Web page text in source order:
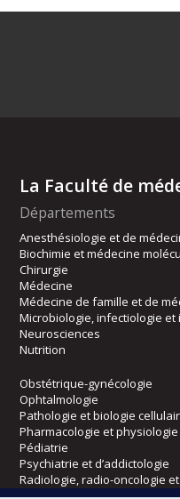
La Faculté de
Départements
Anesthésiologie et de
Biochimie et médecine
Chirurgie
Médecine
Médecine de famille et de
Microbiologie, infectiologie et
Neurosciences
Nutrition
Obstétrique-gynécologie
Ophtalmologie
Pathologie et biologie
Pharmacologie et physiologie
Pédiatrie
Psychiatrie et d’addictologie
Radiologie, radio-oncologie